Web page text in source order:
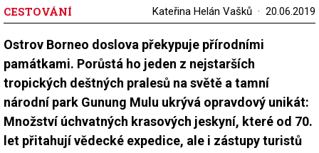
CESTOVÁNÍ Kateřina Helán Vašků 20.06.2019
Ostrov Borneo doslova překypuje přírodními
památkami. Porůstá ho jeden z nejstarších
tropických deštných pralesů na světě a tamní
národní park Gunung Mulu ukrývá opravdový unikát:
Množství úchvatných krasových jeskyní, které od 70.
let přitahují vědecké expedice, ale i zástupy turistů